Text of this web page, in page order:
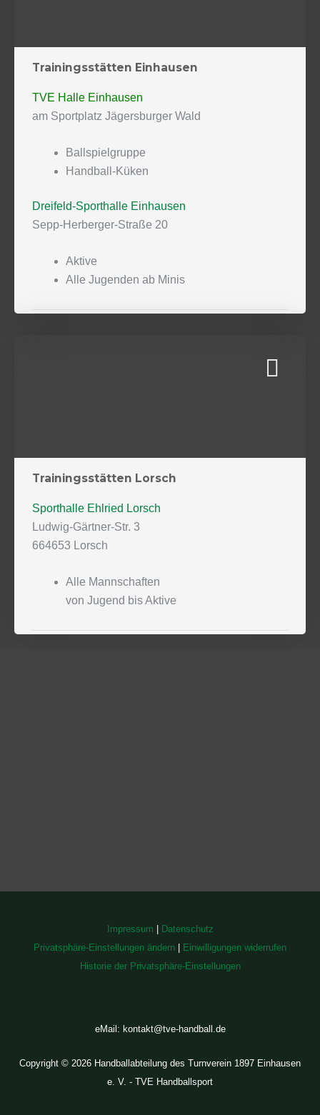
Trainingsstätten Einhausen
TVE Halle Einhausen
am Sportplatz Jägersburger Wald
Ballspielgruppe
Handball-Küken
Dreifeld-Sporthalle Einhausen
Sepp-Herberger-Straße 20
Aktive
Alle Jugenden ab Minis
Trainingsstätten Lorsch
Sporthalle Ehlried Lorsch
Ludwig-Gärtner-Str. 3
664653 Lorsch
Alle Mannschaften
von Jugend bis Aktive
Impressum
Datenschutz
Privatsphäre-Einstellungen ändern
Einwilligungen widerrufen
Historie der Privatsphäre-Einstellungen
eMail: kontakt@tve-handball.de
Copyright © 2026 Handballabteilung des Turnverein 1897 Einhausen
e. V. - TVE Handballsport